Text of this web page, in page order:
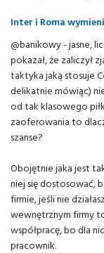
Inter i Roma
@banikowy - jasne,
pokazał, że zaliczył
taktyka jaką stosuje
delikatnie mówiąc)
od tak klasowego
zaoferowania to
szanse?
Obojętnie jaka jest
niej się dostosować,
firmie, jeśli nie
wewnętrznym firmy
współpracę, bo dla
pracownik.